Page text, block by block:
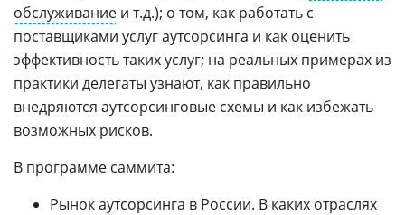
обслуживание и т.д.); о том, как работать с
поставщиками услуг аутсорсинга и как оценить
эффективность таких услуг; на реальных примерах из
практики делегаты узнают, как правильно
внедряются аутсорсинговые схемы и как избежать
возможных рисков.
В программе саммита:
Рынок аутсорсинга в России. В каких отраслях